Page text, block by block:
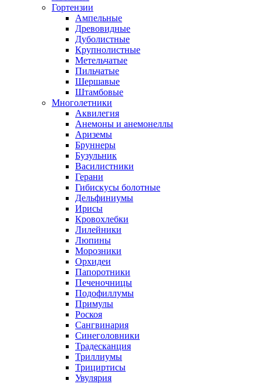
Гортензии
Ампельные
Древовидные
Дуболистные
Крупнолистные
Метельчатые
Пильчатые
Шершавые
Штамбовые
Многолетники
Аквилегия
Анемоны и анемонеллы
Ариземы
Бруннеры
Бузульник
Василистники
Герани
Гибискусы болотные
Дельфиниумы
Ирисы
Кровохлебки
Лилейники
Люпины
Морозники
Орхидеи
Папоротники
Печеночницы
Подофиллумы
Примулы
Роскоя
Сангвинария
Синеголовники
Традесканция
Триллиумы
Трициртисы
Увулярия